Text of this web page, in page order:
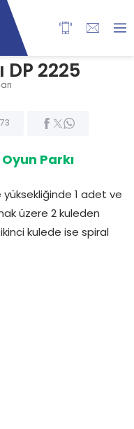
DP 2225
Parkı
yüksekliğinde 1 adet ve
üzere 2 kuleden
kulede ise spiral